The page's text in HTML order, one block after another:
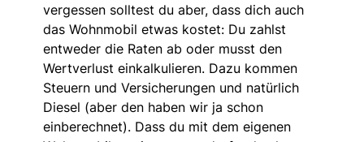
vergessen solltest du aber, dass dich auch
das Wohnmobil etwas kostet: Du zahlst
entweder die Raten ab oder musst den
Wertverlust einkalkulieren. Dazu kommen
Steuern und Versicherungen und natürlich
Diesel (aber den haben wir ja schon
einberechnet). Dass du mit dem eigenen